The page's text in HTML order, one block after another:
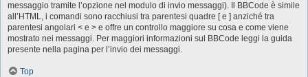
messaggio tramite l’opzione nel modulo di invio messaggi). Il BBCode è simile
all’HTML, i comandi sono racchiusi tra parentesi quadre [ e ] anziché tra
parentesi angolari < e > e offre un controllo maggiore su cosa e come viene
mostrato nei messaggi. Per maggiori informazioni sul BBCode leggi la guida
presente nella pagina per l’invio dei messaggi.
Top